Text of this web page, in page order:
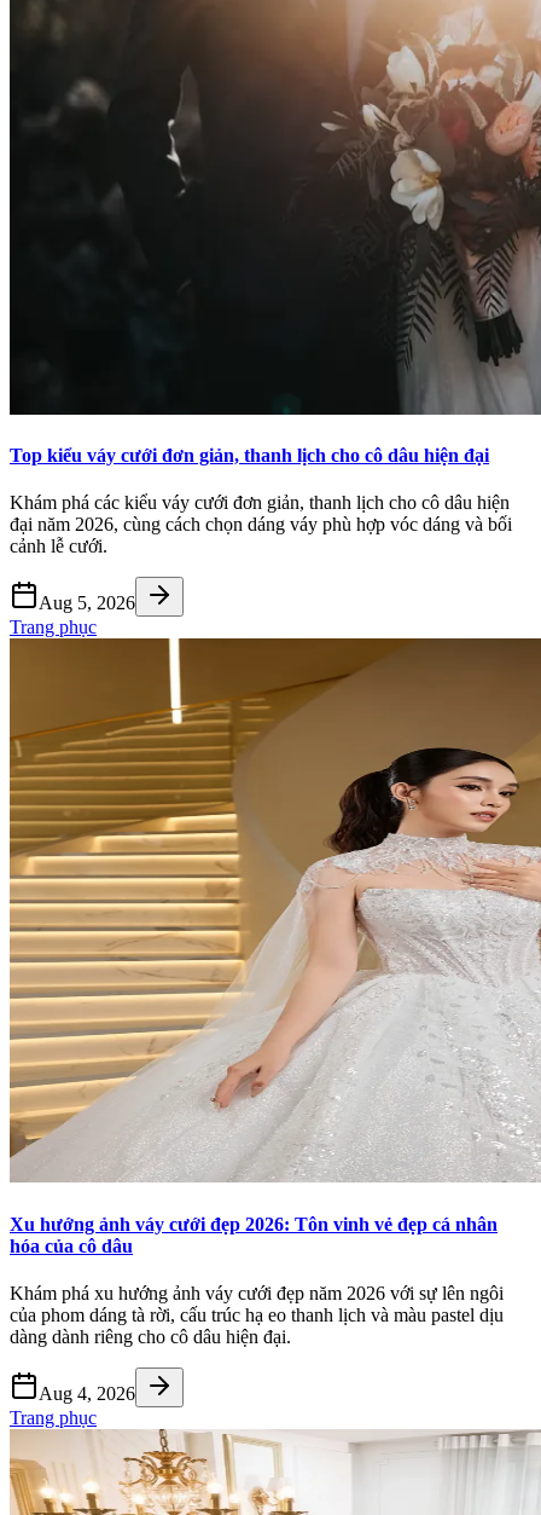
Top kiểu váy cưới đơn giản, thanh lịch cho cô dâu hiện đại
Khám phá các kiểu váy cưới đơn giản, thanh lịch cho cô dâu hiện
đại năm 2026, cùng cách chọn dáng váy phù hợp vóc dáng và bối
cảnh lễ cưới.
Aug 5, 2026
Trang phục
Xu hướng ảnh váy cưới đẹp 2026: Tôn vinh vẻ đẹp cá nhân
hóa của cô dâu
Khám phá xu hướng ảnh váy cưới đẹp năm 2026 với sự lên ngôi
của phom dáng tà rời, cấu trúc hạ eo thanh lịch và màu pastel dịu
dàng dành riêng cho cô dâu hiện đại.
Aug 4, 2026
Trang phục